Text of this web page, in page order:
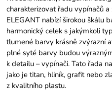
charakterizovat řadu vypínačů a
ELEGANT nabízí širokou škálu
harmonický celek s jakýmkoli
tlumené barvy krásně zvýrazní
plné syté barvy budou
k detailu – vypínači. Tato řada
jako je titan, hliník, grafit nebo
z kvalitního plastu.